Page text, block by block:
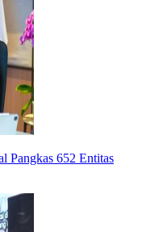
Pangkas 652 Entitas